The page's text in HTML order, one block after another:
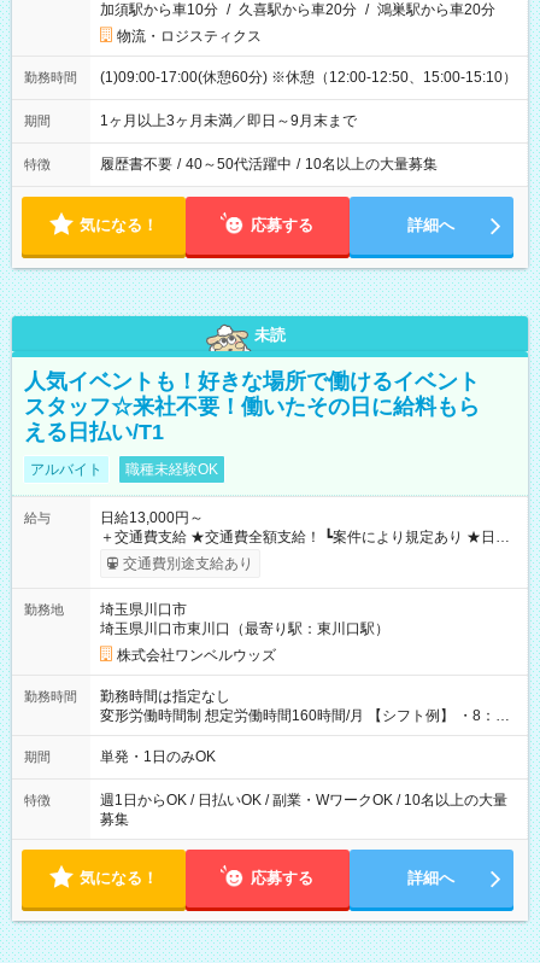
加須駅から車10分 / 久喜駅から車20分 / 鴻巣駅から車20分
物流・ロジスティクス
勤務時間 (1)09:00-17:00(休憩60分) ※休憩（12:00-12:50、15:00-15:10）
期間 1ヶ月以上3ヶ月未満／即日～9月末まで
特徴 履歴書不要 / 40～50代活躍中 / 10名以上の大量募集
気になる！ 応募する 詳細へ
未読
人気イベントも！好きな場所で働けるイベント
スタッフ☆来社不要！働いたその日に給料もら
える日払い/T1
アルバイト 職種未経験OK
給与
日給13,000円～
＋交通費支給 ★交通費全額支給！ ┗案件により規定あり ★日払
いOK！（規定あり） ┗働いたその日に現金GET♪ お仕事後はコ
ンビニATMから 日払い分を引き落とせます！ 【試用期間】試
交通費別途支給あり
勤務地
埼玉県川口市
埼玉県川口市東川口（最寄り駅：東川口駅）
株式会社ワンベルウッズ
勤務時間
勤務時間は指定なし
変形労働時間制 想定労働時間160時間/月 【シフト例】 ・8：00
～21：00
期間 単発・1日のみOK
特徴
週1日からOK / 日払いOK / 副業・WワークOK / 10名以上の大量
募集
気になる！ 応募する 詳細へ